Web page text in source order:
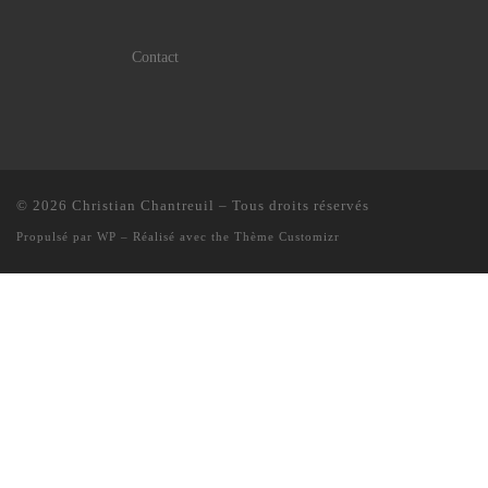
Contact
© 2026 Christian Chantreuil – Tous droits réservés
Propulsé par WP – Réalisé avec the Thème Customizr